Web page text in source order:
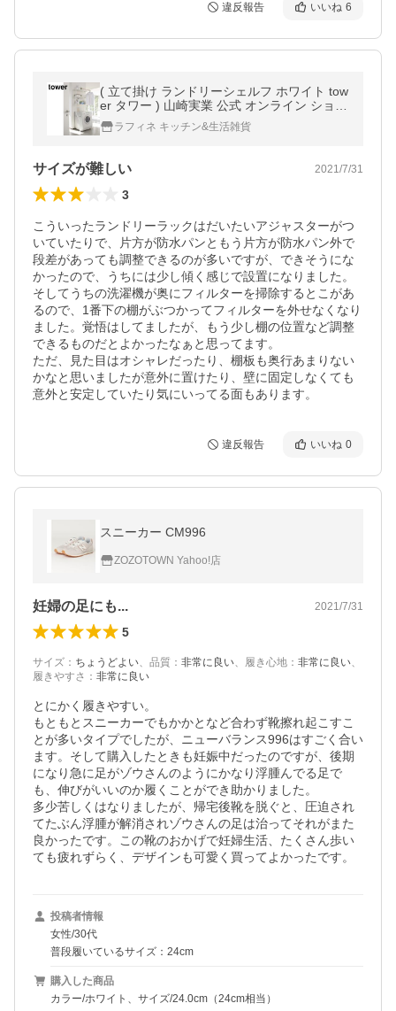
違反報告 いいね 6
( 立て掛け ランドリーシェルフ ホワイト tow
er タワー ) 山崎実業 公式 オンライン ショッ
プ サイト正規品
ラフィネ キッチン&生活雑貨
サイズが難しい 2021/7/31
3
こういったランドリーラックはだいたいアジャスターがつ
いていたりで、片方が防水パンともう片方が防水パン外で
段差があっても調整できるのが多いですが、できそうにな
かったので、うちには少し傾く感じで設置になりました。
そしてうちの洗濯機が奥にフィルターを掃除するとこがあ
るので、1番下の棚がぶつかってフィルターを外せなくなり
ました。覚悟はしてましたが、もう少し棚の位置など調整
できるものだとよかったなぁと思ってます。
ただ、見た目はオシャレだったり、棚板も奥行あまりない
かなと思いましたが意外に置けたり、壁に固定しなくても
意外と安定していたり気にいってる面もあります。
違反報告 いいね 0
スニーカー CM996
ZOZOTOWN Yahoo!店
妊婦の足にも... 2021/7/31
5
サイズ ： ちょうどよい、 品質 ： 非常に良い、 履き心地 ： 非常に良い、
履きやすさ ： 非常に良い
とにかく履きやすい。
もともとスニーカーでもかかとなど合わず靴擦れ起こすこ
とが多いタイプでしたが、ニューバランス996はすごく合い
ます。そして購入したときも妊娠中だったのですが、後期
になり急に足がゾウさんのようにかなり浮腫んでる足で
も、伸びがいいのか履くことができ助かりました。
多少苦しくはなりましたが、帰宅後靴を脱ぐと、圧迫され
てたぶん浮腫が解消されゾウさんの足は治ってそれがまた
良かったです。この靴のおかげで妊婦生活、たくさん歩い
ても疲れずらく、デザインも可愛く買ってよかったです。
投稿者情報
女性/30代
普段履いているサイズ：24cm
購入した商品
カラー/ホワイト、サイズ/24.0cm（24cm相当）